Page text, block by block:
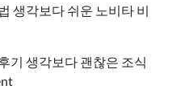
생각보다 쉬운 노비타 비
기 생각보다 괜찮은 조식